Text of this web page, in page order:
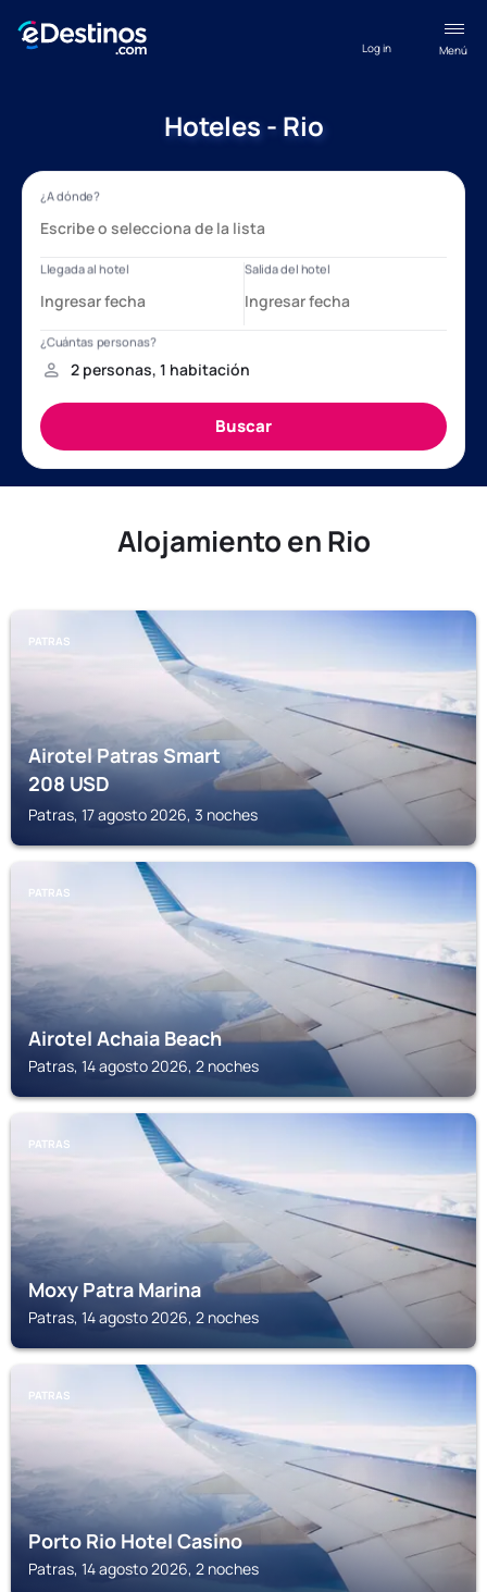
Menú
Log in
Hoteles - Rio
Alojamiento en Rio
PATRAS
Airotel Patras Smart
208USD
Patras, 17 agosto 2026, 3 noches
PATRAS
Airotel Achaia Beach
Patras, 14 agosto 2026, 2 noches
PATRAS
Moxy Patra Marina
Patras, 14 agosto 2026, 2 noches
PATRAS
Porto Rio Hotel Casino
Patras, 14 agosto 2026, 2 noches